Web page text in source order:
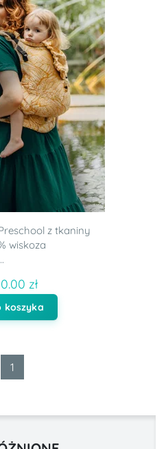
z tkaniny
wiskoza
zł
koszyka
1